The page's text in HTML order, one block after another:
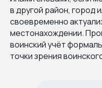
в другой район, город
своевременно
местонахождении.
воинский учёт
точки зрения